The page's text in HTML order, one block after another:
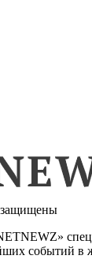
защищены
событий в